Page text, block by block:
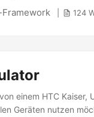
schnellen
Infos am
Framework 124
einem HTC Kaiser,
Geräten nutzen